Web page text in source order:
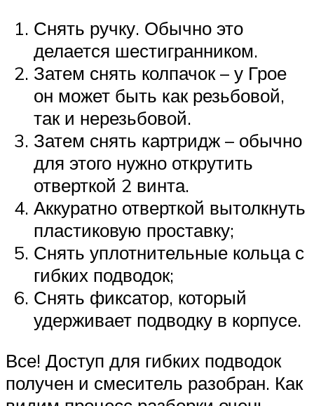
Снять ручку. Обычно это
делается шестигранником.
Затем снять колпачок – у Грое
он может быть как резьбовой,
так и нерезьбовой.
Затем снять картридж – обычно
для этого нужно открутить
отверткой 2 винта.
Аккуратно отверткой вытолкнуть
пластиковую проставку;
Снять уплотнительные кольца с
гибких подводок;
Снять фиксатор, который
удерживает подводку в корпусе.
Все! Доступ для гибких подводок
получен и смеситель разобран. Как